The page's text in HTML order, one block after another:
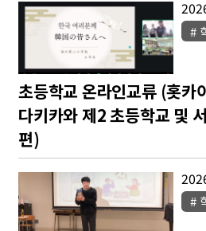
초등학교 온라인교류 (홋카
다키카와 제2 초등학교 및
편)